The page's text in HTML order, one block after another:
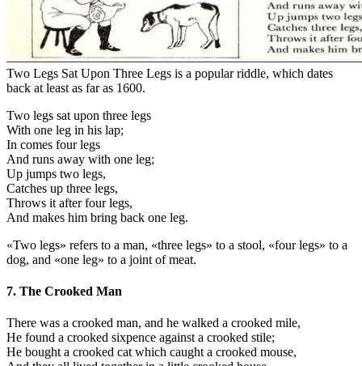
Two Legs Sat Upon Three Legs is a popular riddle, which dates
back at least as far as 1600.
Two legs sat upon three legs
With one leg in his lap;
In comes four legs
And runs away with one leg;
Up jumps two legs,
Catches up three legs,
Throws it after four legs,
And makes him bring back one leg.
«Two legs» refers to a man, «three legs» to a stool, «four legs» to a
dog, and «one leg» to a joint of meat.
7. The Crooked Man
There was a crooked man, and he walked a crooked mile,
He found a crooked sixpence against a crooked stile;
He bought a crooked cat which caught a crooked mouse,